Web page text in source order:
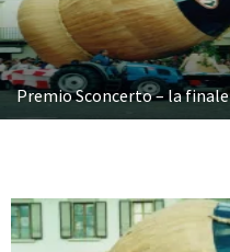
Premio Sconcerto – la finale